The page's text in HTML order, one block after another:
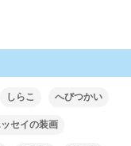
しらこ へびつかい
セイの装画